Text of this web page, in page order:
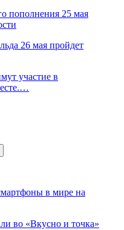
пополнения 25 мая
26 мая пройдет
участие в
в мире на
во «Вкусно и точка»